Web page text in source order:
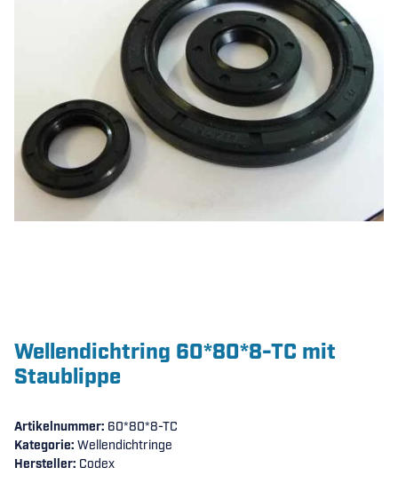
Wellendichtring 60*80*8-TC mit
Staublippe
Artikelnummer: 60*80*8-TC
Kategorie: Wellendichtringe
Hersteller: Codex